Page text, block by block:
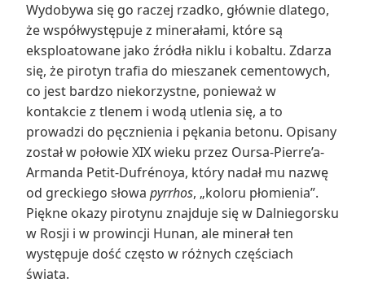
Wydobywa się go raczej rzadko, głównie dlatego,
że współwystępuje z minerałami, które są
eksploatowane jako źródła niklu i kobaltu. Zdarza
się, że pirotyn trafia do mieszanek cementowych,
co jest bardzo niekorzystne, ponieważ w
kontakcie z tlenem i wodą utlenia się, a to
prowadzi do pęcznienia i pękania betonu. Opisany
został w połowie XIX wieku przez Oursa-Pierre’a-
Armanda Petit-Dufrénoya, który nadał mu nazwę
od greckiego słowa pyrrhos, „koloru płomienia”.
Piękne okazy pirotynu znajduje się w Dalniegorsku
w Rosji i w prowincji Hunan, ale minerał ten
występuje dość często w różnych częściach
świata.